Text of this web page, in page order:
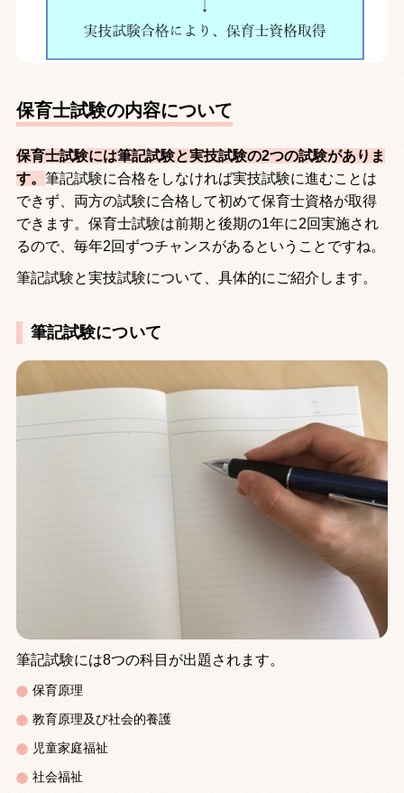
保育士試験の内容について
保育士試験には筆記試験と実技試験の2つの試験がありま
す。 筆記試験に合格をしなければ実技試験に進むことは
できず、両方の試験に合格して初めて保育士資格が取得
できます。保育士試験は前期と後期の1年に2回実施され
るので、毎年2回ずつチャンスがあるということですね。
筆記試験と実技試験について、具体的にご紹介します。
筆記試験について
筆記試験には8つの科目が出題されます。
保育原理
教育原理及び社会的養護
児童家庭福祉
社会福祉